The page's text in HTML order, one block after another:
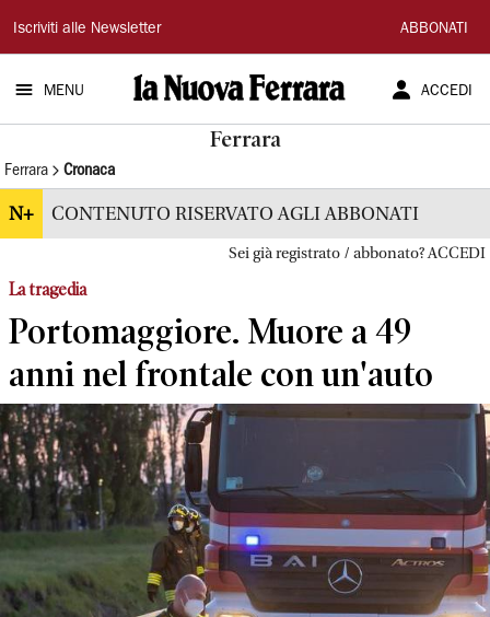
La
Nuova
Ferrara
Iscriviti alle Newsletter ABBONATI
MENU ACCEDI
Ferrara
Ferrara Cronaca
N+ CONTENUTO RISERVATO AGLI ABBONATI
Sei già registrato / abbonato? ACCEDI
La tragedia
Portomaggiore. Muore a 49
anni nel frontale con un'auto